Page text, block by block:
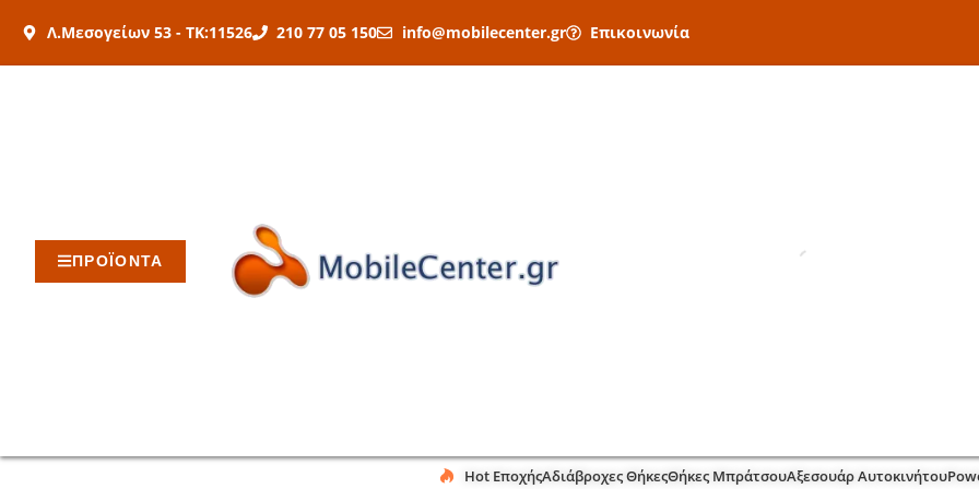
στο
Λ.Μεσογείων 53 - ΤΚ:11526 210 77 05 150 info@mobilecenter.gr Επικοινωνία
ΠΡΟΪΟΝΤΑ
Hot ΕποχήςΑδιάβροχες ΘήκεςΘήκες ΜπράτσουΑξεσουάρ Αυτοκινήτου